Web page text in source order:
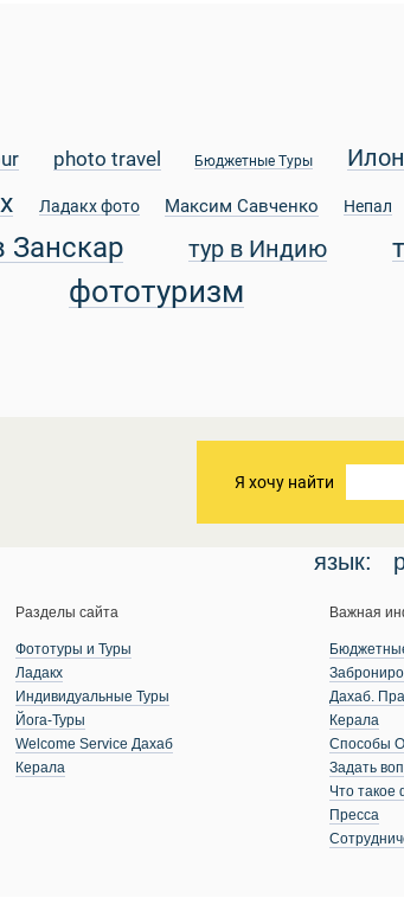
photo travel Бюджетные Туры
Ладакх фото Максим Савченко Непал
Занскар тур в Индию
фототуризм
Я хочу найти
язык:
Разделы сайта
Фототуры и Туры
Ладакх
Индивидуальные Туры
Йога-Туры
Welcome Service Дахаб
Керала
Важная
Дахаб.
Керала
Способы
Задать
Что такое
Пресса